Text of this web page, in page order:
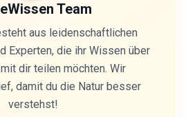
Team
aus leidenschaftlichen
Experten, die ihr Wissen über
dir teilen möchten. Wir
damit du die Natur besser
verstehst!